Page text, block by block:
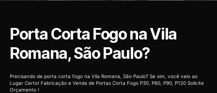
Porta Corta Fogo na Vila
Romana, São Paulo?
Precisando de porta corta fogo na Vila Romana, São Paulo? Se sim, você veio ao
Lugar Certo! Fabricação e Venda de Portas Corta Fogo P30, P60, P90, P120 Solicite
Orçamento !